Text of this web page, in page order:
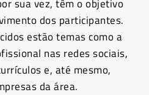
sua vez, têm o objetivo
dos participantes.
estão temas como a
nas redes sociais,
e, até mesmo,
da área.